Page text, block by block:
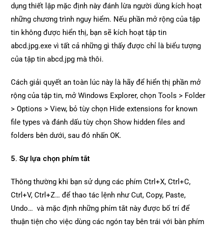
dụng thiết lập mặc định này đánh lừa người dùng kích hoạt
những chương trình nguy hiểm. Nếu phần mở rộng của tập
tin không được hiển thị, bạn sẽ kích hoạt tập tin
abcd.jpg.exe vì tất cả những gì thấy được chỉ là biểu tượng
của tập tin abcd.jpg mà thôi.
Cách giải quyết an toàn lúc này là hãy để hiển thị phần mở
rộng của tập tin, mở Windows Explorer, chọn Tools > Folder
> Options > View, bỏ tùy chọn Hide extensions for known
file types và đánh dấu tùy chọn Show hidden files and
folders bên dưới, sau đó nhấn OK.
5. Sự lựa chọn phím tắt
Thông thường khi bạn sử dụng các phím Ctrl+X, Ctrl+C,
Ctrl+V, Ctrl+Z… để thao tác lệnh như Cut, Copy, Paste,
Undo… và mặc định những phím tắt này được bố trí để
thuận tiện cho việc dùng các ngón tay bên trái với bàn phím